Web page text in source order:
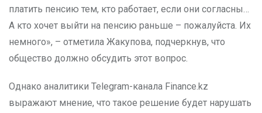
платить пенсию тем, кто работает, если они согласны…
А кто хочет выйти на пенсию раньше – пожалуйста. Их
немного», – отметила Жакупова, подчеркнув, что
общество должно обсудить этот вопрос.
Однако аналитики Telegram-канала Finance.kz
выражают мнение, что такое решение будет нарушать